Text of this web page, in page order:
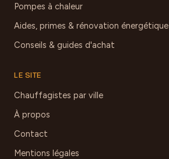
Pompes à chaleur
Aides, primes & rénovation énergétique
Conseils & guides d'achat
LE SITE
Chauffagistes par ville
À propos
Contact
Mentions légales